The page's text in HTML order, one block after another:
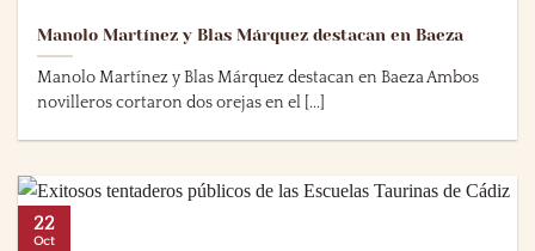
Manolo Martínez y Blas Márquez destacan en Baeza
Manolo Martínez y Blas Márquez destacan en Baeza Ambos
novilleros cortaron dos orejas en el [...]
22
Oct